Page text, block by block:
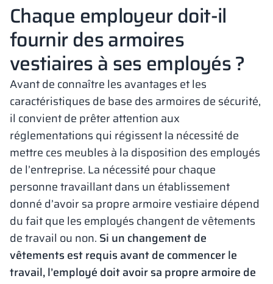
Chaque employeur doit-il
fournir des armoires
vestiaires à ses employés ?
Avant de connaître les avantages et les
caractéristiques de base des armoires de sécurité,
il convient de prêter attention aux
réglementations qui régissent la nécessité de
mettre ces meubles à la disposition des employés
de l’entreprise. La nécessité pour chaque
personne travaillant dans un établissement
donné d’avoir sa propre armoire vestiaire dépend
du fait que les employés changent de vêtements
de travail ou non. Si un changement de
vêtements est requis avant de commencer le
travail, l’employé doit avoir sa propre armoire de